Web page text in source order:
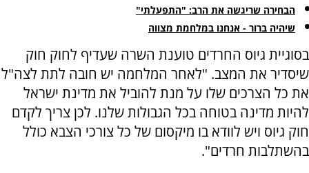
הבחירה שריגשה את הרב: "התפעלתי"
שיהיה ברור - אנחנו במלחמת מצווה
בסוגיית גיוס החרדים טוענת השרה שעדיף לחוק חוק
שיסדיר את המצב. "לאחר המלחמה יש חובה לתת לצה"ל
את כל הצרכים שלו על מנת להוביל את מדינת ישראל
להיות מדינה בטוחה בכל הגבולות שלנו. לכן צריך לקדם
חוק גיוס ויש לוודא בו מיקסום של כל צורכי הצבא כולל
בהשתלבות חרדים".